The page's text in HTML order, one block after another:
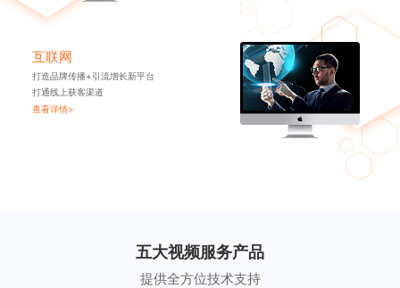
互联网
打造品牌传播+引流增长新平台
打通线上获客渠道
查看详情>
五大视频服务产品
提供全方位技术支持